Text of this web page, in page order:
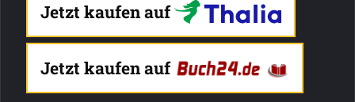
Jetzt kaufen auf
Jetzt kaufen auf